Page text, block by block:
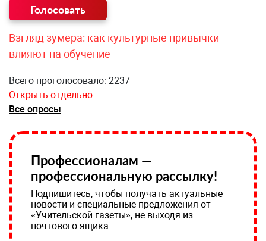
Взгляд зумера: как культурные привычки
влияют на обучение
Всего проголосовало: 2237
Открыть отдельно
Все опросы
Профессионалам —
профессиональную рассылку!
Подпишитесь, чтобы получать актуальные
новости и специальные предложения от
«Учительской газеты», не выходя из
почтового ящика